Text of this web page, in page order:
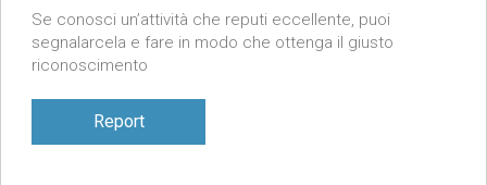
Se conosci un’attività che reputi eccellente, puoi
segnalarcela e fare in modo che ottenga il giusto
riconoscimento
Report